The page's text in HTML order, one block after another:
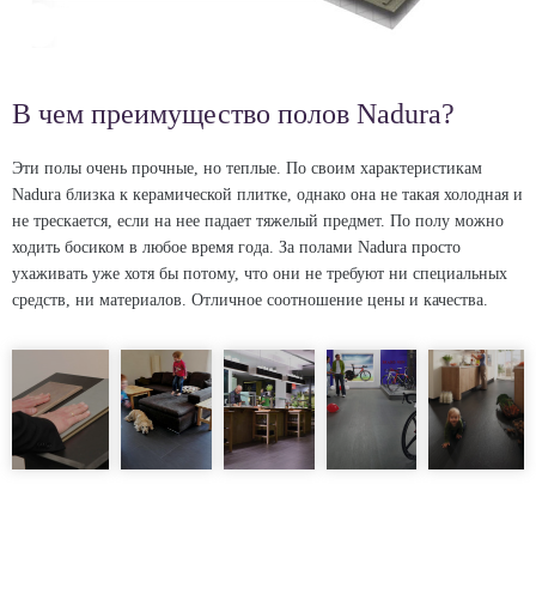
В чем преимущество полов Nadurа?
Эти полы очень прочные, но теплые. По своим характеристикам
Nadura близка к керамической плитке, однако она не такая холодная и
не трескается, если на нее падает тяжелый предмет. По полу можно
ходить босиком в любое время года. За полами Nadura просто
ухаживать уже хотя бы потому, что они не требуют ни специальных
средств, ни материалов. Отличное соотношение цены и качества.